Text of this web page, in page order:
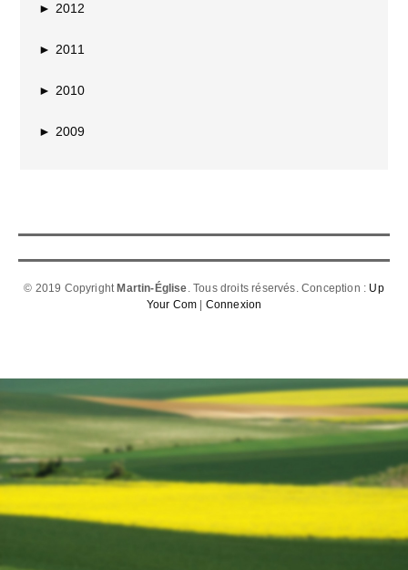
► 2012
► 2011
► 2010
► 2009
© 2019 Copyright Martin-Église. Tous droits réservés. Conception : Up
Your Com
Connexion